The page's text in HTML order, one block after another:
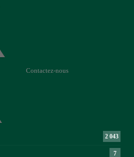
Contactez-nous
2 043
7